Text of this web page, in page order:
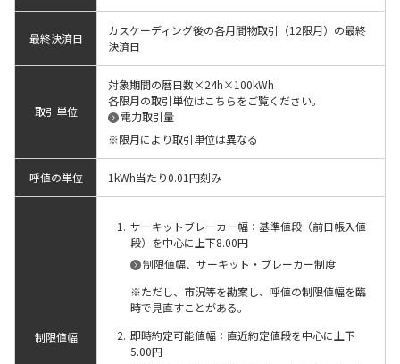
最終決済日
カスケーディング後の各月間物取引（12限月）の最終
決済日
取引単位
対象期間の暦日数×24h×100kWh
各限月の取引単位はこちらをご覧ください。
電力取引量
※限月により取引単位は異なる
呼値の単位 1kWh当たり0.01円刻み
制限値幅
サーキットブレーカー幅：基準値段（前日帳入値
段）を中心に上下8.00円
制限値幅、サーキット・ブレーカー制度
※ただし、市況等を勘案し、呼値の制限値幅を臨
時で見直すことがある。
即時約定可能値幅：直近約定値段を中心に上下
5.00円